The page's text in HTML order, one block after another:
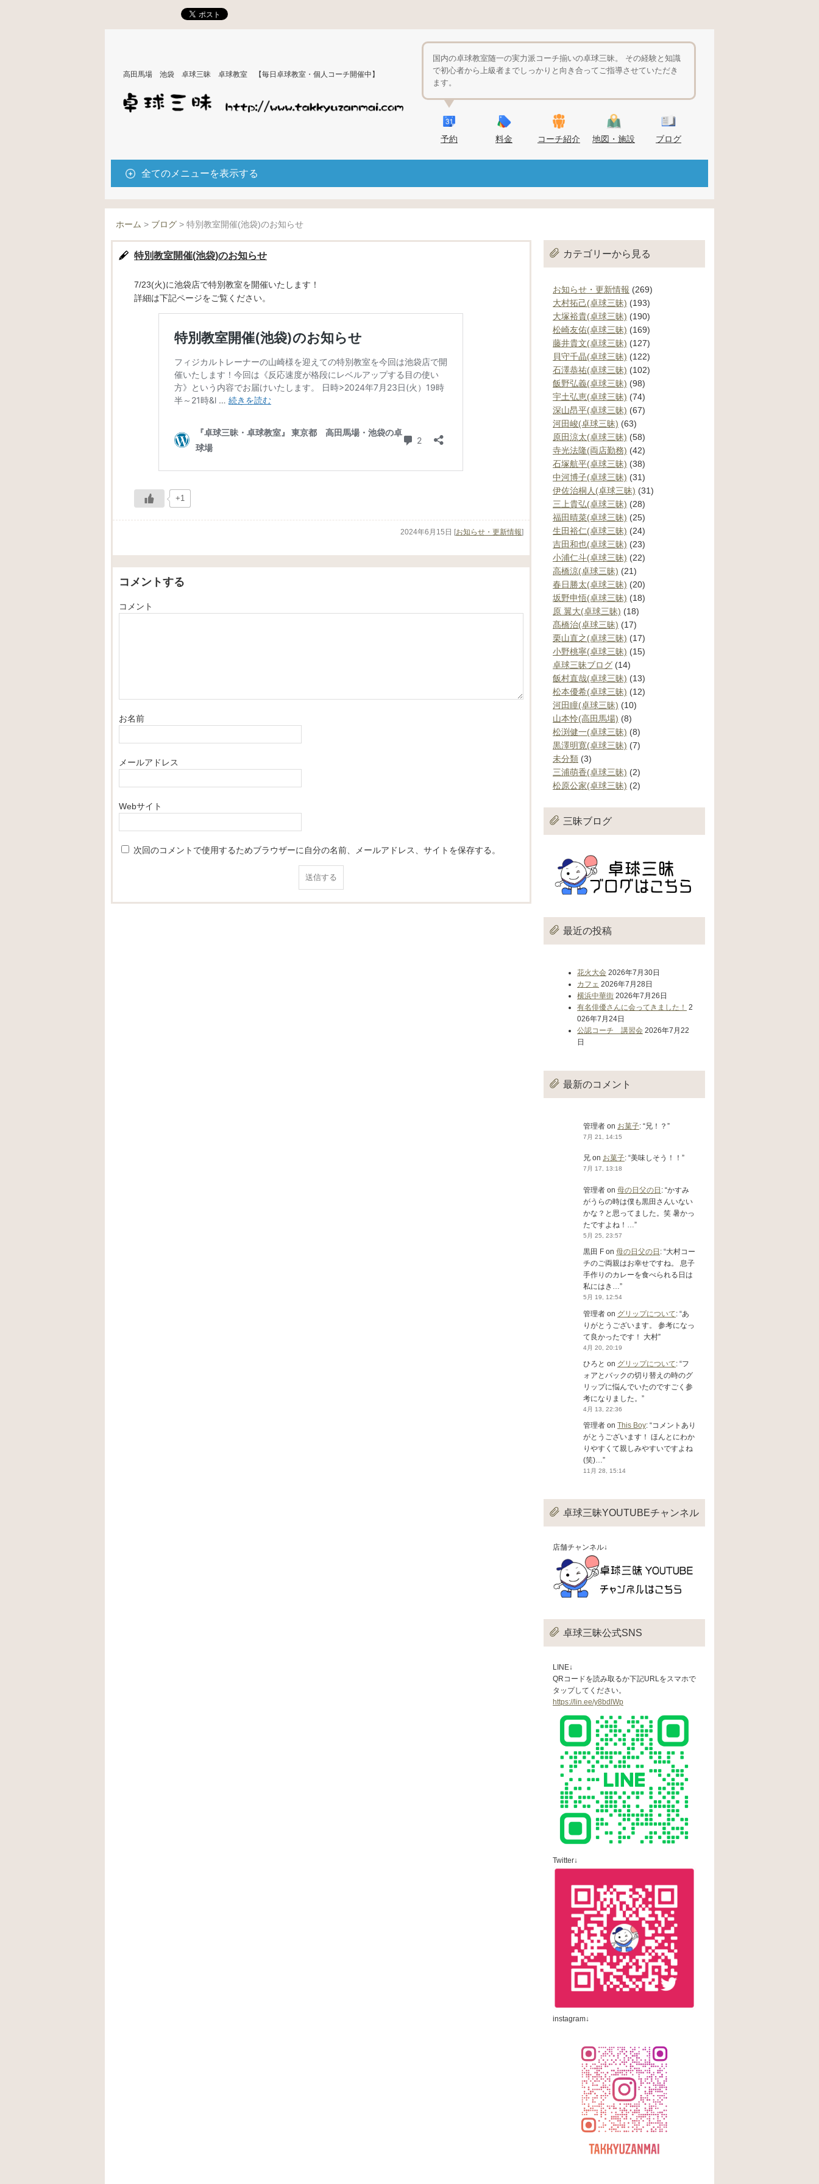
高田馬場 池袋 卓球三昧 卓球教室 【毎日卓球教室・個人コーチ開催中】
国内の卓球教室随一の実力派コーチ揃いの卓球三昧。 その経験と知識
で初心者から上級者までしっかりと向き合ってご指導させていただき
ます。
予約 料金 コーチ紹介 地図・施設 ブログ
全てのメニューを表示する
ホーム > ブログ > 特別教室開催(池袋)のお知らせ
特別教室開催(池袋)のお知らせ
7/23(火)に池袋店で特別教室を開催いたします！
詳細は下記ページをご覧ください。
+1
2024年6月15日 [お知らせ・更新情報]
コメントする
コメント
お名前
メールアドレス
Webサイト
次回のコメントで使用するためブラウザーに自分の名前、メールアドレス、サイトを保存する。
カテゴリーから見る
お知らせ・更新情報 (269)
大村拓己(卓球三昧) (193)
大塚裕貴(卓球三昧) (190)
松崎友佑(卓球三昧) (169)
藤井貴文(卓球三昧) (127)
貝守千晶(卓球三昧) (122)
石澤恭祐(卓球三昧) (102)
飯野弘義(卓球三昧) (98)
宇土弘恵(卓球三昧) (74)
深山昂平(卓球三昧) (67)
河田峻(卓球三昧) (63)
原田涼太(卓球三昧) (58)
寺光法隆(両店勤務) (42)
石塚航平(卓球三昧) (38)
中河博子(卓球三昧) (31)
伊佐治桐人(卓球三昧) (31)
三上貴弘(卓球三昧) (28)
福田晴菜(卓球三昧) (25)
生田裕仁(卓球三昧) (24)
吉田和也(卓球三昧) (23)
小浦仁斗(卓球三昧) (22)
高橋涼(卓球三昧) (21)
春日勝太(卓球三昧) (20)
坂野申悟(卓球三昧) (18)
原 翼大(卓球三昧) (18)
髙橋治(卓球三昧) (17)
栗山直之(卓球三昧) (17)
小野桃寧(卓球三昧) (15)
卓球三昧ブログ (14)
飯村直哉(卓球三昧) (13)
松本優希(卓球三昧) (12)
河田瞳(卓球三昧) (10)
山本怜(高田馬場) (8)
松渕健一(卓球三昧) (8)
黒澤明寛(卓球三昧) (7)
未分類 (3)
三浦萌香(卓球三昧) (2)
松原公家(卓球三昧) (2)
三昧ブログ
最近の投稿
花火大会 2026年7月30日
カフェ 2026年7月28日
横浜中華街 2026年7月26日
有名俳優さんに会ってきました！ 2
026年7月24日
公認コーチ 講習会 2026年7月22
日
最新のコメント
管理者 on お菓子: “兄！？ ”
7月 21, 14:15
兄 on お菓子: “美味しそう！！ ”
7月 17, 13:18
管理者 on 母の日父の日 : “かすみ
がうらの時は僕も黒田さんいない
かな？と思ってました。笑 暑かっ
たですよね！… ”
5月 25, 23:57
黒田 F on 母の日父の日 : “大村コー
チのご両親はお幸せですね。 息子
手作りのカレーを食べられる日は
私にはき…”
5月 19, 12:54
管理者 on グリップについて: “あ
りがとうございます。 参考になっ
て良かったです！ 大村”
4月 20, 20:19
ひろと on グリップについて: “フ
ォアとバックの切り替えの時のグ
リップに悩んでいたのですごく参
考になりました。 ”
4月 13, 22:36
管理者 on This Boy: “コメントあり
がとうございます！ ほんとにわか
りやすくて親しみやすいですよね
(笑)…”
11月 28, 15:14
卓球三昧YOUTUBEチャンネル
店舗チャンネル↓
卓球三昧公式SNS
LINE↓
QRコードを読み取るか下記URLをスマホで
タップしてください。
https://lin.ee/y8bdlWp
Twitter↓
instagram↓